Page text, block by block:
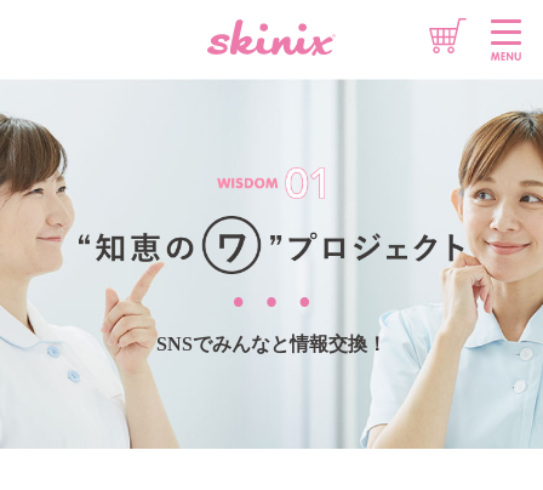
想いをチカラに
情報をチカラに
製品をチカラに
SNSでみんなと情報交換！